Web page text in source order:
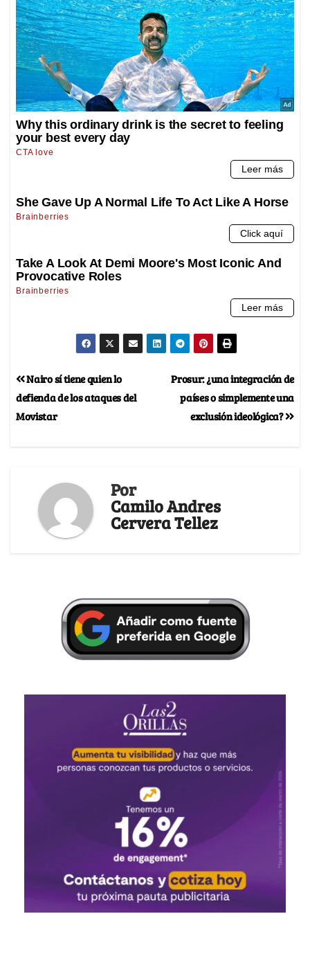
Prosur: ¿una integración de
países o simplemente una
exclusión ideológica?
Nairo sí tiene quien lo
defienda de los ataques del
Movistar
Por
Camilo Andres
Cervera Tellez